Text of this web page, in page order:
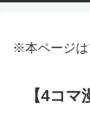
※本ページは
【4コ